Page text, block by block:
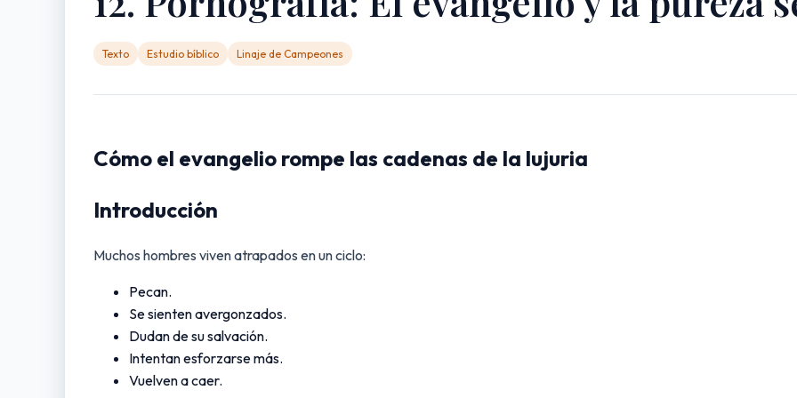
Texto Estudio bíblico Linaje de Campeones
Cómo el evangelio rompe las cadenas de la lujuria
Introducción
Muchos hombres viven atrapados en un ciclo:
Pecan.
Se sienten avergonzados.
Dudan de su salvación.
Intentan esforzarse más.
Vuelven a caer.